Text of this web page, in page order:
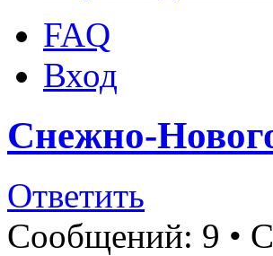
FAQ
Вход
Снежно-
Ответить
Сообщений: 9 •